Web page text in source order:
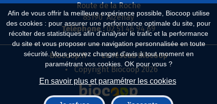
Afin de vous offrir la meilleure expérience possible, Biocoop utilise
des cookies : pour assurer une performance optimale du site, pour
récolter des statistiques afin d'analyser le trafic et la performance
du site et vous proposer une navigation personnalisée en toute
sécurité. Vous pouvez changer d'avis à tout moment en
paramétrant vos cookies. OK pour vous ?
En savoir plus et paramétrer les cookies
Route de la Roche
85190 Aizenay
Téléphone :02 51 46 94 69
Biocoop.fr
Le réseau Biocoop
Copyright Biocoop 2026